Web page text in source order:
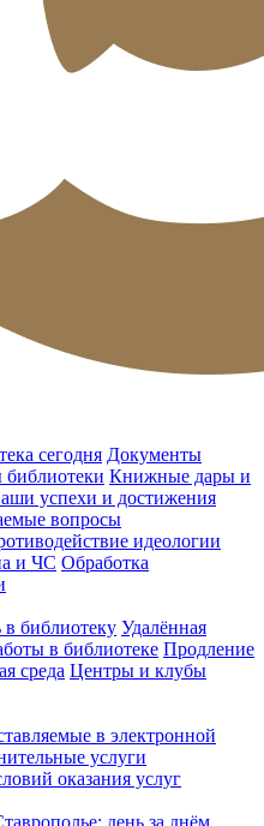
сегодня Документы
Книжные дары и
успехи и достижения
вопросы
идеологии
и ЧС Обработка
в библиотеку Удалённая
в библиотеке Продление
среда Центры и клубы
в электронной
услуги
оказания услуг
день за днём